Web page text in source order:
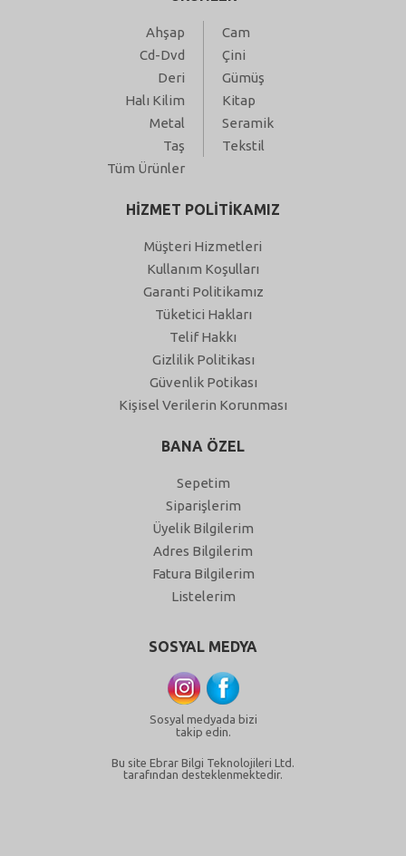
Ahşap
Cam
Cd-Dvd
Çini
Deri
Gümüş
Halı Kilim
Kitap
Metal
Seramik
Taş
Tekstil
Tüm Ürünler
HİZMET POLİTİKAMIZ
Müşteri Hizmetleri
Kullanım Koşulları
Garanti Politikamız
Tüketici Hakları
Telif Hakkı
Gizlilik Politikası
Güvenlik Potikası
Kişisel Verilerin Korunması
BANA ÖZEL
Sepetim
Siparişlerim
Üyelik Bilgilerim
Adres Bilgilerim
Fatura Bilgilerim
Listelerim
SOSYAL MEDYA
Sosyal medyada bizi
takip edin.
Bu site Ebrar Bilgi Teknolojileri Ltd.
tarafından desteklenmektedir.